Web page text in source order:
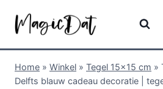
Home » Winkel » Tegel 15x15 cm »
Delfts blauw cadeau decoratie |